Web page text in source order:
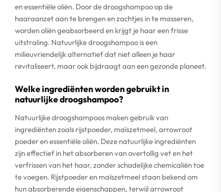
en essentiële oliën. Door de droogshampoo op de
haaraanzet aan te brengen en zachtjes in te masseren,
worden oliën geabsorbeerd en krijgt je haar een frisse
uitstraling. Natuurlijke droogshampoo is een
milieuvriendelijk alternatief dat niet alleen je haar
revitaliseert, maar ook bijdraagt aan een gezonde planeet.
Welke ingrediënten worden gebruikt in
natuurlijke droogshampoo?
Natuurlijke droogshampoos maken gebruik van
ingrediënten zoals rijstpoeder, maïszetmeel, arrowroot
poeder en essentiële oliën. Deze natuurlijke ingrediënten
zijn effectief in het absorberen van overtollig vet en het
verfrissen van het haar, zonder schadelijke chemicaliën toe
te voegen. Rijstpoeder en maïszetmeel staan bekend om
hun absorberende eigenschappen, terwijl arrowroot